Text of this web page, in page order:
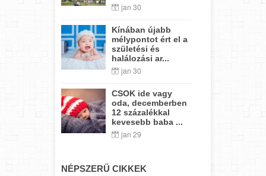
jan 30
Kínában újabb
mélypontot ért el a
születési és
halálozási ar...
jan 30
CSOK ide vagy
oda, decemberben
12 százalékkal
kevesebb baba ...
jan 29
NÉPSZERŰ CIKKEK